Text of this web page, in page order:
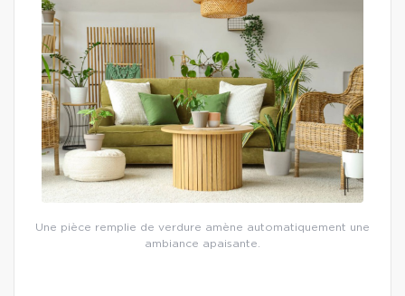
Une pièce remplie de verdure amène automatiquement une
ambiance apaisante.